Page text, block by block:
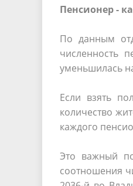
Пенсионер -
По данным
численность
уменьшилась
Если взять
количество
каждого
Это важный
соотношения